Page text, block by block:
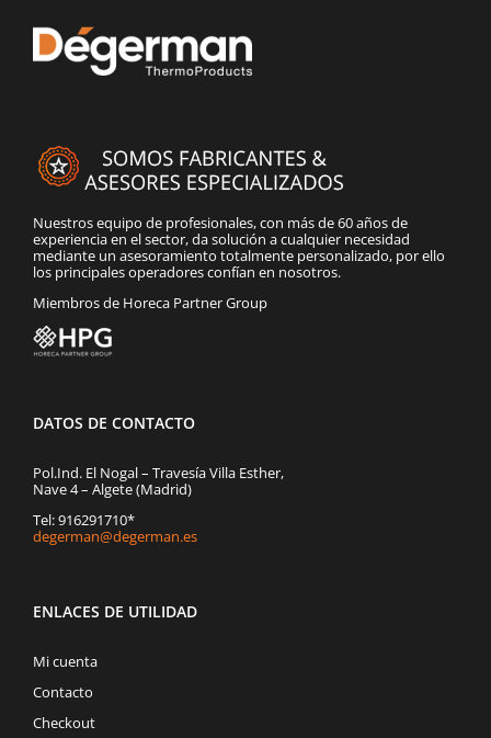
Nuestros equipo de profesionales, con más de 60 años de
experiencia en el sector, da solución a cualquier necesidad
mediante un asesoramiento totalmente personalizado, por ello
los principales operadores confían en nosotros.
Miembros de Horeca Partner Group
DATOS DE CONTACTO
Pol.Ind. El Nogal – Travesía Villa Esther,
Nave 4 – Algete (Madrid)
Tel: 916291710*
degerman@degerman.es
ENLACES DE UTILIDAD
Mi cuenta
Contacto
Checkout